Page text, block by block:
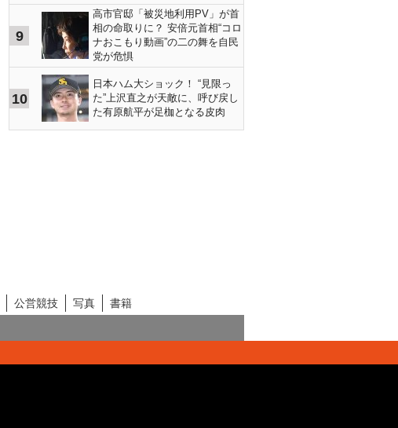
9
高市官邸「被災地利用PV」が首
相の命取りに？ 安倍元首相“コロ
ナおこもり動画”の二の舞を自民
党が危惧
10
日本ハム大ショック！ “見限っ
た”上沢直之が天敵に、呼び戻し
た有原航平が足枷となる皮肉
公営競技 写真
書籍